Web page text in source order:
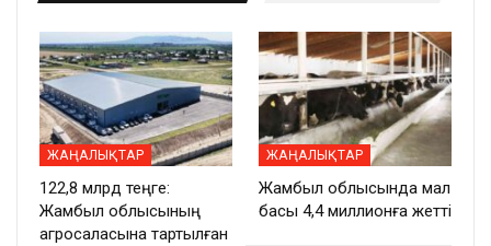
ЖАҢАЛЫҚТАР
122,8 млрд теңге:
Жамбыл облысының
агросаласына тартылған
ЖАҢАЛЫҚТАР
Жамбыл облысында мал
басы 4,4 миллионға жетті